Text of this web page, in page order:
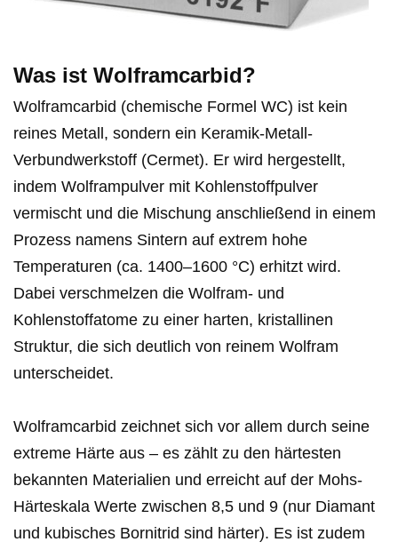
Was ist Wolframcarbid?
Wolframcarbid (chemische Formel WC) ist kein
reines Metall, sondern ein Keramik-Metall-
Verbundwerkstoff (Cermet). Er wird hergestellt,
indem Wolframpulver mit Kohlenstoffpulver
vermischt und die Mischung anschließend in einem
Prozess namens Sintern auf extrem hohe
Temperaturen (ca. 1400–1600 °C) erhitzt wird.
Dabei verschmelzen die Wolfram- und
Kohlenstoffatome zu einer harten, kristallinen
Struktur, die sich deutlich von reinem Wolfram
unterscheidet.
Wolframcarbid zeichnet sich vor allem durch seine
extreme Härte aus – es zählt zu den härtesten
bekannten Materialien und erreicht auf der Mohs-
Härteskala Werte zwischen 8,5 und 9 (nur Diamant
und kubisches Bornitrid sind härter). Es ist zudem